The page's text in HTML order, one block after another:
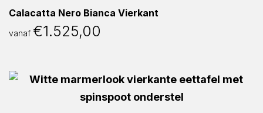
Calacatta Nero Bianca Vierkant
vanaf €1.525,00